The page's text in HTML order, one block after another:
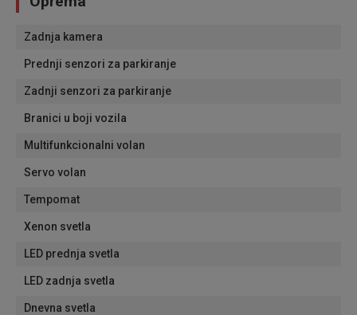
Zadnja kamera
Prednji senzori za parkiranje
Zadnji senzori za parkiranje
Branici u boji vozila
Multifunkcionalni volan
Servo volan
Tempomat
Xenon svetla
LED prednja svetla
LED zadnja svetla
Dnevna svetla